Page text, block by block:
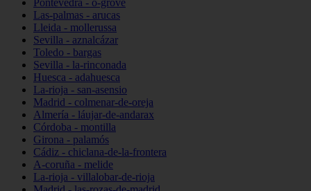
Pontevedra - o-grove
Las-palmas - arucas
Lleida - mollerussa
Sevilla - aznalcázar
Toledo - bargas
Sevilla - la-rinconada
Huesca - adahuesca
La-rioja - san-asensio
Madrid - colmenar-de-oreja
Almería - láujar-de-andarax
Córdoba - montilla
Girona - palamós
Cádiz - chiclana-de-la-frontera
A-coruña - melide
La-rioja - villalobar-de-rioja